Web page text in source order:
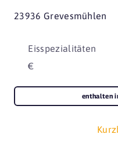
23936 Grevesmühlen
Eisspezialitäten
€
enthalten